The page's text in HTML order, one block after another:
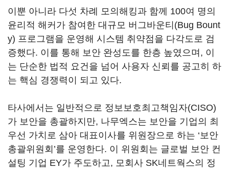
이뿐 아니라 다섯 차례 모의해킹과 함께 100여 명의
윤리적 해커가 참여한 대규모 버그바운티(Bug Bount
y) 프로그램을 운영해 시스템 취약점을 다각도로 검
증했다. 이를 통해 보안 완성도를 한층 높였으며, 이
는 단순한 법적 요건을 넘어 사용자 신뢰를 공고히 하
는 핵심 경쟁력이 되고 있다.
타사에서는 일반적으로 정보보호최고책임자(CISO)
가 보안을 총괄하지만, 나무엑스는 보안을 기업의 최
우선 가치로 삼아 대표이사를 위원장으로 하는 ‘보안
총괄위원회’를 운영한다. 이 위원회는 글로벌 보안 컨
설팅 기업 EY가 주도하고, 모회사 SK네트웍스의 정